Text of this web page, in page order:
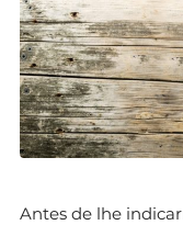
Antes de lhe